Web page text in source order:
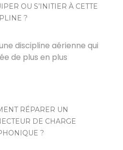
OU S’INITIER À CETTE
?
discipline aérienne qui
de plus en plus
RÉPARER UN
DE CHARGE
?